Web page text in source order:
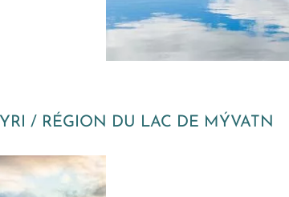
/ RÉGION DU LAC DE MÝVATN